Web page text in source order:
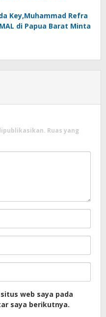
Key,Muhammad Refra
di Papua Barat Minta
Ruas yang
web saya pada
saya berikutnya.